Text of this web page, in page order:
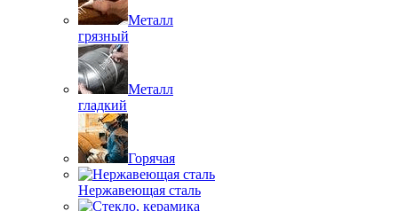
Металл
грязный
Металл
гладкий
Горячая
Нержавеющая сталь